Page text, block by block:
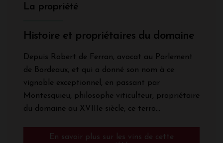
La propriété
Histoire et propriétaires du domaine
Depuis Robert de Ferran, avocat au Parlement
de Bordeaux, et qui a donné son nom à ce
vignoble exceptionnel, en passant par
Montesquieu, philosophe viticulteur, propriétaire
du domaine au XVIIIe siècle, ce terro...
En savoir plus sur les vins de cette